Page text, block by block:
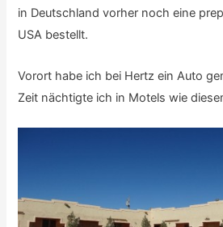
in Deutschland vorher noch eine
USA bestellt.
Vorort habe ich bei Hertz ein Auto
Zeit nächtigte ich in Motels wie